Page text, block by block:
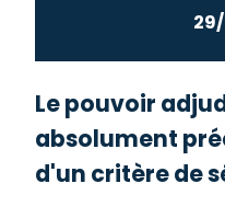
Le pouvoir
absolument
d'un critère de